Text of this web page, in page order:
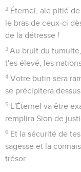
2 Éternel, aie pitié
le bras de ceux-ci
de la détresse !
3 Au bruit du
t'es élevé, les
4 Votre butin sera
se précipitera
5 L'Éternel va être
remplira Sion de
6 Et la sécurité de
sagesse et la
trésor.